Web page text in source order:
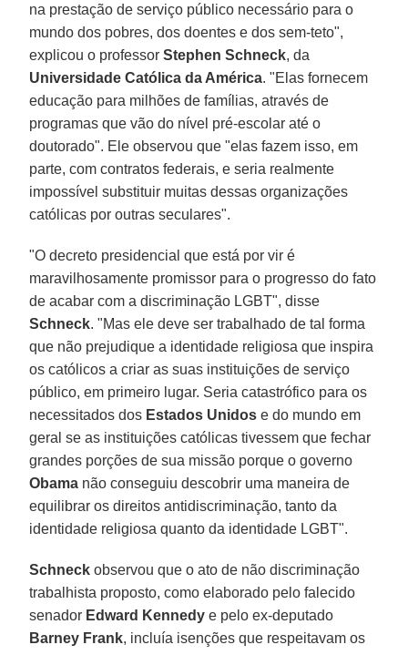
na prestação de serviço público necessário para o
mundo dos pobres, dos doentes e dos sem-teto",
explicou o professorStephen Schneck, da
Universidade Católica da América. "Elas fornecem
educação para milhões de famílias, através de
programas que vão do nível pré-escolar até o
doutorado". Ele observou que "elas fazem isso, em
parte, com contratos federais, e seria realmente
impossível substituir muitas dessas organizações
católicas por outras seculares".
"O decreto presidencial que está por vir é
maravilhosamente promissor para o progresso do fato
de acabar com a discriminação LGBT", disse
Schneck. "Mas ele deve ser trabalhado de tal forma
que não prejudique a identidade religiosa que inspira
os católicos a criar as suas instituições de serviço
público, em primeiro lugar. Seria catastrófico para os
necessitados dos Estados Unidos e do mundo em
geral se as instituições católicas tivessem que fechar
grandes porções de sua missão porque o governo
Obama não conseguiu descobrir uma maneira de
equilibrar os direitos antidiscriminação, tanto da
identidade religiosa quanto da identidade LGBT".
Schneck observou que o ato de não discriminação
trabalhista proposto, como elaborado pelo falecido
senador Edward Kennedy e pelo ex-deputado
Barney Frank, incluía isenções que respeitavam os